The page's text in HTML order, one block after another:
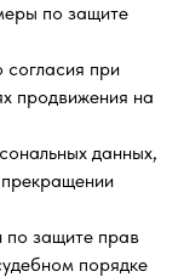
по защите
согласия при
продвижения на
данных,
по защите прав
порядке